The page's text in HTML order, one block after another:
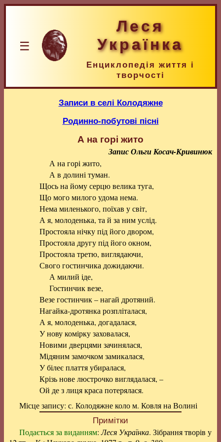
☰
Леся
Українка
Енциклопедія життя і
творчості
Записи в селі Колодяжне
Родинно-побутові пісні
А на горі жито
Запис Ольги Косач-Кривинюк
А на горі жито,
А в долині туман.
Щось на йому серцю велика туга,
Що мого милого удома нема.
Нема миленького, поїхав у світ,
А я, молоденька, та й за ним услід.
Простояла нічку під його двором,
Простояла другу під його окном,
Простояла третю, виглядаючи,
Свого гостинчика дожидаючи.
А милий іде,
Гостинчик везе,
Везе гостинчик – нагай дротяний.
Нагайка-дротянка розпліталася,
А я, молоденька, догадалася,
У нову комірку заховалася,
Новими дверцями зачинялася,
Мідяним замочком замикалася,
У білеє плаття убиралася,
Крізь нове люстрочко виглядалася, –
Ой де з лиця краса потерялася.
Місце запису: с. Колодяжне коло м. Ковля на Волині
Примітки
Подається за виданням:Леся Українка. Зібрання творів у